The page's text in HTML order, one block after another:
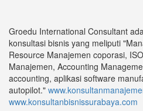
Groedu International Consultant
konsultasi bisnis yang meliputi
Resource Manajemen coporasi,
Manajemen, Accounting
accounting, aplikasi software
autopilot."
www.konsultanbisnissurabaya.com